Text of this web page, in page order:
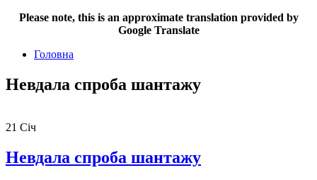
Please note, this is an approximate translation provided by
Google Translate
Головна
Невдала спроба шантажу
21 Січ
Невдала спроба шантажу